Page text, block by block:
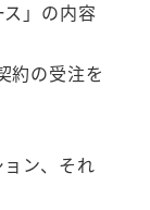
」の内容
約の受注を
ン、それ